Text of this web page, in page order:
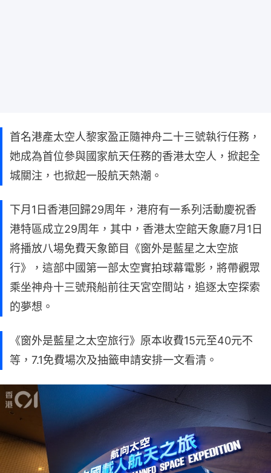
首名港產太空人黎家盈正隨神舟二十三號執行任務，
她成為首位參與國家航天任務的香港太空人，掀起全
城關注，也掀起一股航天熱潮。
下月1日香港回歸29周年，港府有一系列活動慶祝香
港特區成立29周年，其中，香港太空館天象廳7月1日
將播放八場免費天象節目《窗外是藍星之太空旅
行》，這部中國第一部太空實拍球幕電影，將帶觀眾
乘坐神舟十三號飛船前往天宮空間站，追逐太空探索
的夢想。
《窗外是藍星之太空旅行》原本收費15元至40元不
等，7.1免費場次及抽籤申請安排一文看清。